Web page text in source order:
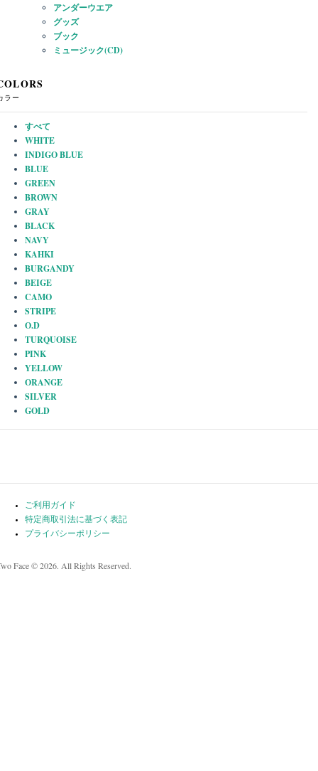
アンダーウエア
グッズ
ブック
ミュージック(CD)
ラー
すべて
WHITE
INDIGO BLUE
BLUE
GREEN
BROWN
GRAY
BLACK
NAVY
KAHKI
BURGANDY
BEIGE
CAMO
STRIPE
O.D
TURQUOISE
PINK
YELLOW
ORANGE
SILVER
GOLD
ご利用ガイド
特定商取引法に基づく表記
プライバシーポリシー
Face © 2026. All Rights Reserved.